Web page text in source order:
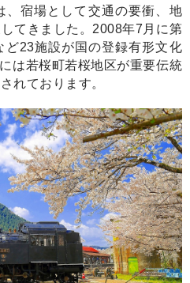
、宿場として交通の要衝、地
てきました。2008年7月に第
ど23施設が国の登録有形文化
は若桜町若桜地区が重要伝統
れております。